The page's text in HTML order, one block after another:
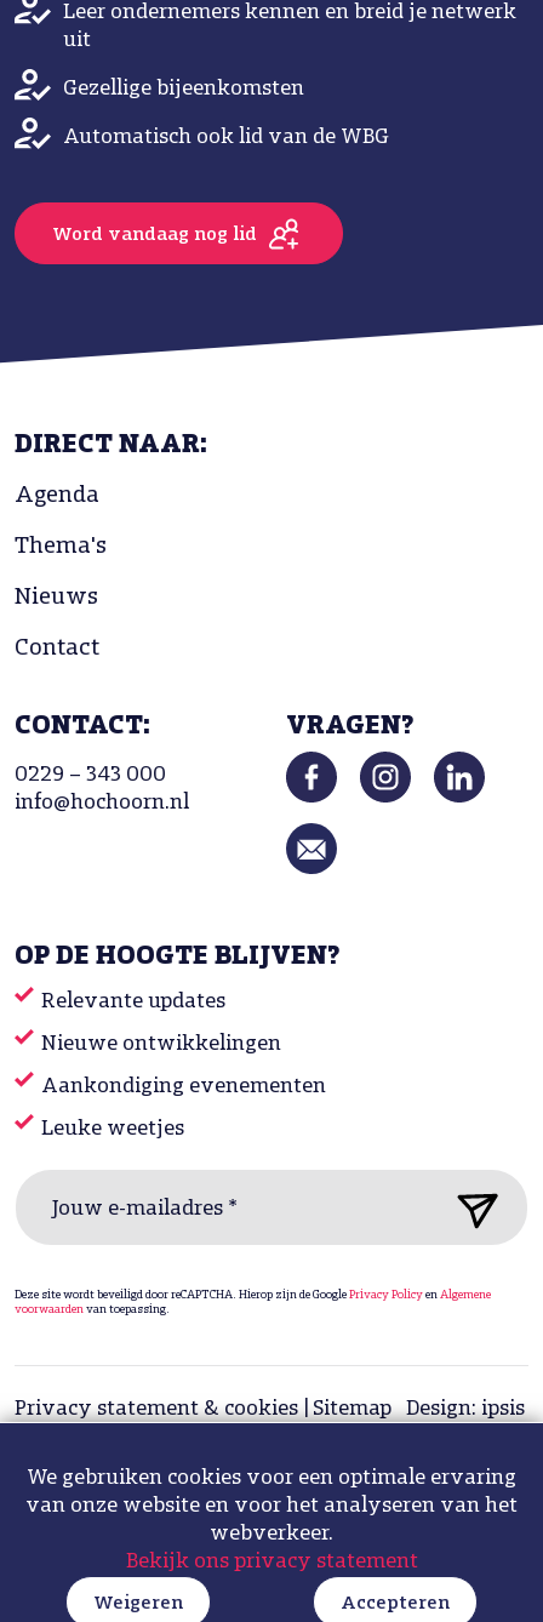
We gebruiken cookies voor een optimale ervaring
van onze website en voor het analyseren van het
webverkeer.
Bekijk ons privacy statement
Accepteren
Weigeren
Leer ondernemers kennen en breid je netwerk
uit
Gezellige bijeenkomsten
Automatisch ook lid van de WBG
Word vandaag nog lid
DIRECT NAAR:
Agenda
Thema's
Nieuws
Contact
CONTACT:
0229 – 343 000
info@hochoorn.nl
VRAGEN?
OP DE HOOGTE BLIJVEN?
Relevante updates
Nieuwe ontwikkelingen
Aankondiging evenementen
Leuke weetjes
Jouw e-mailadres *
Deze site wordt beveiligd door reCAPTCHA. Hierop zijn de GooglePrivacy PolicyenAlgemene
voorwaardenvan toepassing.
Privacy statement & cookies Sitemap
Design: ipsis